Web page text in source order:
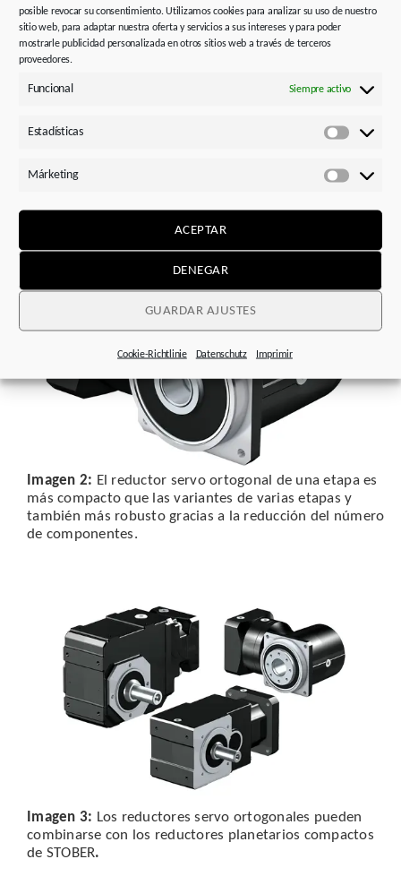
posible revocar su consentimiento. Utilizamos cookies para analizar su uso de nuestro
sitio web, para adaptar nuestra oferta y servicios a sus intereses y para poder
mostrarle publicidad personalizada en otros sitios web a través de terceros
proveedores.
Funcional Siempre activo
Estadísticas
Márketing
ACEPTAR
DENEGAR
GUARDAR AJUSTES
Cookie-Richtlinie Datenschutz Imprimir
ortogonal KS y ahora lo ofrece no solo en dos y tres
Imagen 2: El reductor servo ortogonal de una etapa es
más compacto que las variantes de varias etapas y
también más robusto gracias a la reducción del número
de componentes.
Imagen 3: Los reductores servo ortogonales pueden
combinarse con los reductores planetarios compactos
de STOBER.